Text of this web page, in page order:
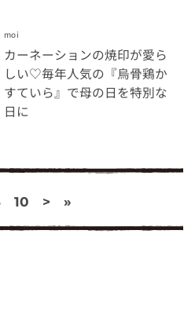
moi
カーネーションの焼印が愛ら
しい♡毎年人気の『烏骨鶏か
すていら』で母の日を特別な
日に
10 > »